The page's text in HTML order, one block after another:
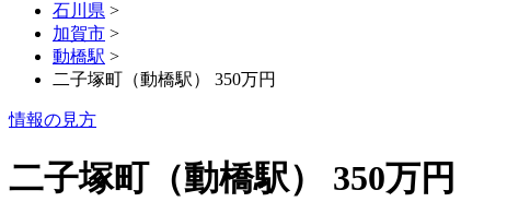
石川県 >
加賀市 >
動橋駅 >
二子塚町（動橋駅） 350万円
情報の見方
二子塚町（動橋駅） 350万円